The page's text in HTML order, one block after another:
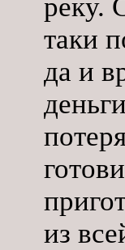
реку.
таки
да и
из